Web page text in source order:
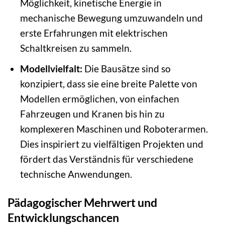
Möglichkeit, kinetische Energie in
mechanische Bewegung umzuwandeln und
erste Erfahrungen mit elektrischen
Schaltkreisen zu sammeln.
Modellvielfalt: Die Bausätze sind so
konzipiert, dass sie eine breite Palette von
Modellen ermöglichen, von einfachen
Fahrzeugen und Kranen bis hin zu
komplexeren Maschinen und Roboterarmen.
Dies inspiriert zu vielfältigen Projekten und
fördert das Verständnis für verschiedene
technische Anwendungen.
Pädagogischer Mehrwert und
Entwicklungschancen